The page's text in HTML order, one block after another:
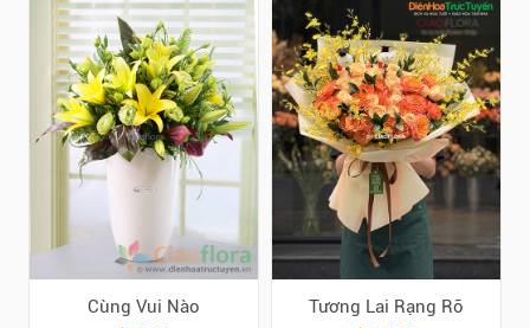
Cùng Vui Nào
Tương Lai Rạng Rỡ